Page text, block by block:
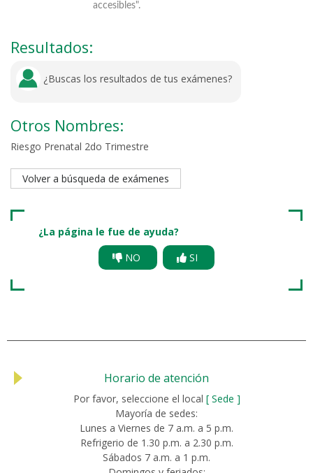
accesibles".
Resultados:
¿Buscas los resultados de tus exámenes?
Otros Nombres:
Riesgo Prenatal 2do Trimestre
Volver a búsqueda de exámenes
¿La página le fue de ayuda?
NO
SI
Horario de atención
Por favor, seleccione el local [ Sede ]
Mayoría de sedes:
Lunes a Viernes de 7 a.m. a 5 p.m.
Refrigerio de 1.30 p.m. a 2.30 p.m.
Sábados 7 a.m. a 1 p.m.